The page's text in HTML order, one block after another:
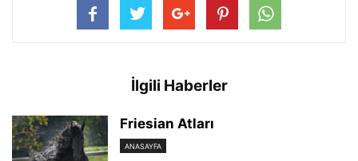
İlgili Haberler
Friesian Atları
ANASAYFA